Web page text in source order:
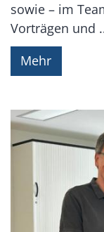
sowie – im
Vorträgen und
Mehr